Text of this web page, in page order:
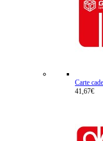
Carte
41,67€